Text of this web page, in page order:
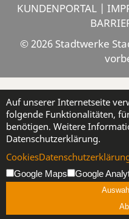
KUNDENPORTAL |
© 2026 Stadtwerke
Auf unserer Internetseite
folgende Funktionalitäten,
benötigen. Weitere
Datenschutzerklärung.
Cookies
Google Maps Google